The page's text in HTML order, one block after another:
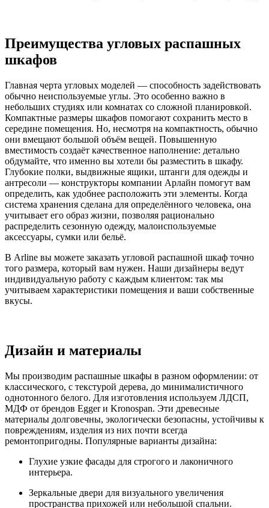
Преимущества угловых распашных
шкафов
Главная черта угловых моделей — способность задействовать
обычно неиспользуемые углы. Это особенно важно в
небольших студиях или комнатах со сложной планировкой.
Компактные размеры шкафов помогают сохранить место в
середине помещения. Но, несмотря на компактность, обычно
они вмещают большой объём вещей. Повышенную
вместимость создаёт качественное наполнение: детально
обдумайте, что именно вы хотели бы разместить в шкафу.
Глубокие полки, выдвижные ящики, штанги для одежды и
антресоли — конструкторы компании Арлайн помогут вам
определить, как удобнее расположить эти элементы. Когда
система хранения сделана для определённого человека, она
учитывает его образ жизни, позволяя рационально
распределить сезонную одежду, малоиспользуемые
аксессуары, сумки или бельё.
В Arline вы можете заказать угловой распашной шкаф точно
того размера, который вам нужен. Наши дизайнеры ведут
индивидуальную работу с каждым клиентом: так мы
учитываем характеристики помещения и ваши собственные
вкусы.
Дизайн и материалы
Мы производим распашные шкафы в разном оформлении: от
классического, с текстурой дерева, до минималистичного
однотонного белого. Для изготовления используем ЛДСП,
МДФ от брендов Egger и Kronospan. Эти древесные
материалы долговечны, экологически безопасны, устойчивы к
повреждениям, изделия из них почти всегда
ремонтопригодны. Популярные варианты дизайна:
Глухие узкие фасады для строгого и лаконичного
интерьера.
Зеркальные двери для визуального увеличения
пространства прихожей или небольшой спальни.